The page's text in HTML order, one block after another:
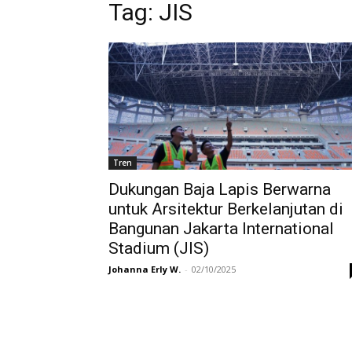
Tag: JIS
Tren
Dukungan Baja Lapis Berwarna
untuk Arsitektur Berkelanjutan di
Bangunan Jakarta International
Stadium (JIS)
Johanna Erly W. - 02/10/2025